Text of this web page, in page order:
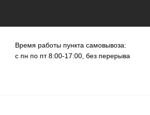
Время работы пункта самовывоза:
с пн по пт 8:00-17:00, без перерыва